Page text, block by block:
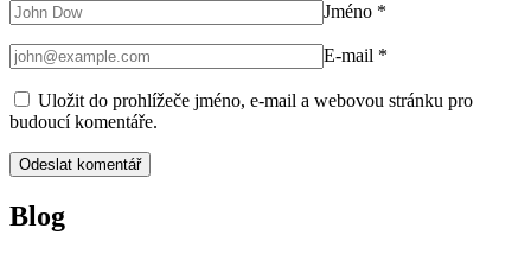
Jméno *
E-mail *
Uložit do prohlížeče jméno, e-mail a webovou stránku pro
budoucí komentáře.
Blog